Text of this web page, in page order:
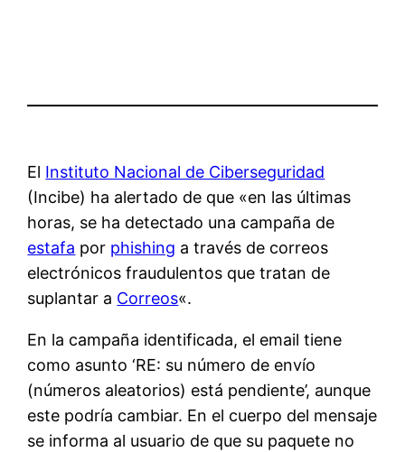
El Instituto Nacional de Ciberseguridad
(Incibe) ha alertado de que «en las últimas
horas, se ha detectado una campaña de
estafa por phishing a través de correos
electrónicos fraudulentos que tratan de
suplantar a Correos«.
En la campaña identificada, el email tiene
como asunto ‘RE: su número de envío
(números aleatorios) está pendiente’, aunque
este podría cambiar. En el cuerpo del mensaje
se informa al usuario de que su paquete no